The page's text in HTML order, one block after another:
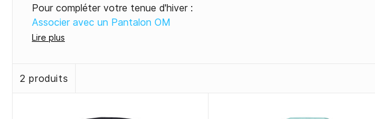
Pour compléter votre tenue d'hiver :
Associer avec un Pantalon OM
Voir les Ensembles complets
Lire plus
2 produits